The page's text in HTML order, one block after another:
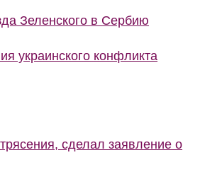
Зеленского в Сербию
украинского конфликта
сделал заявление о